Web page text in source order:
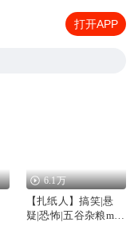
打开APP
6.1万
【扎纸人】搞笑|悬
疑|恐怖|五谷杂粮man